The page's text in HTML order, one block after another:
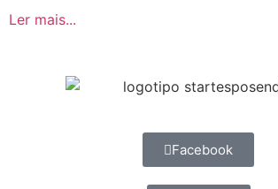
Ler mais...
Facebook